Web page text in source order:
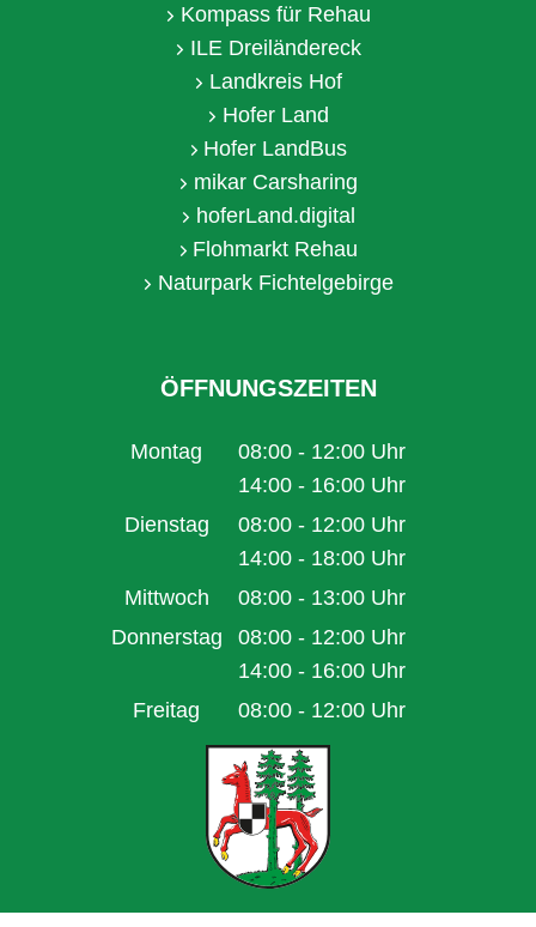
Kompass für Rehau
ILE Dreiländereck
Landkreis Hof
Hofer Land
Hofer LandBus
mikar Carsharing
hoferLand.digital
Flohmarkt Rehau
Naturpark Fichtelgebirge
ÖFFNUNGSZEITEN
Montag 08:00 - 12:00 Uhr
Von 08:00 bis 12:00 Uhr
14:00 - 16:00 Uhr
Von 14:00 bis 16:00 Uhr
Dienstag 08:00 - 12:00 Uhr
Von 08:00 bis 12:00 Uhr
14:00 - 18:00 Uhr
Von 14:00 bis 18:00 Uhr
Mittwoch 08:00 - 13:00 Uhr
Von 08:00 bis 13:00 Uhr
Donnerstag 08:00 - 12:00 Uhr
Von 08:00 bis 12:00 Uhr
14:00 - 16:00 Uhr
Von 14:00 bis 16:00 Uhr
Freitag 08:00 - 12:00 Uhr
Von 08:00 bis 12:00 Uhr